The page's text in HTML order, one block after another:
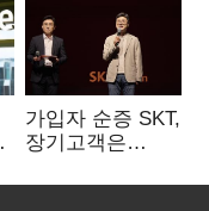
가입자 순증 SKT,
장기고객은
챙긴다